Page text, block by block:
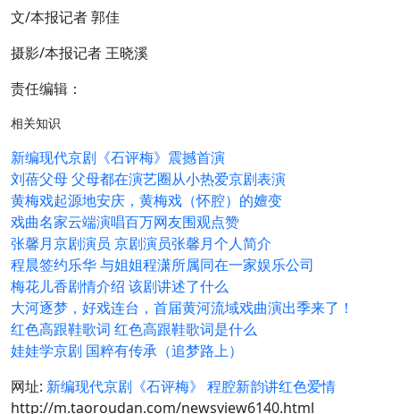
文/本报记者 郭佳
摄影/本报记者 王晓溪
责任编辑：
相关知识
新编现代京剧《石评梅》震撼首演
刘蓓父母 父母都在演艺圈从小热爱京剧表演
黄梅戏起源地安庆，黄梅戏（怀腔）的嬗变
戏曲名家云端演唱百万网友围观点赞
张馨月京剧演员 京剧演员张馨月个人简介
程晨签约乐华 与姐姐程潇所属同在一家娱乐公司
梅花儿香剧情介绍 该剧讲述了什么
大河逐梦，好戏连台，首届黄河流域戏曲演出季来了！
红色高跟鞋歌词 红色高跟鞋歌词是什么
娃娃学京剧 国粹有传承（追梦路上）
网址: 新编现代京剧《石评梅》 程腔新韵讲红色爱情
http://m.taoroudan.com/newsview6140.html